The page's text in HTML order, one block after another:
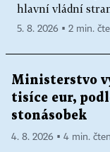
hlavní vládní
5. 8. 2026 ▪ 2 min.
Ministerstvo
tisíce eur,
stonásobek
4. 8. 2026 ▪ 4 min.